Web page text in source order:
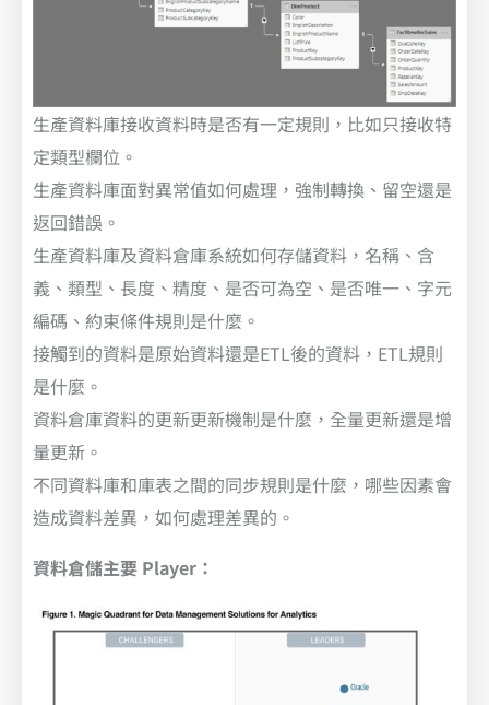
生產資料庫接收資料時是否有一定規則，比如只接收特
定類型欄位。
生產資料庫面對異常值如何處理，強制轉換、留空還是
返回錯誤。
生產資料庫及資料倉庫系統如何存儲資料，名稱、含
義、類型、長度、精度、是否可為空、是否唯一、字元
編碼、約束條件規則是什麼。
接觸到的資料是原始資料還是ETL後的資料，ETL規則
是什麼。
資料倉庫資料的更新更新機制是什麼，全量更新還是增
量更新。
不同資料庫和庫表之間的同步規則是什麼，哪些因素會
造成資料差異，如何處理差異的。
資料倉儲主要 Player：